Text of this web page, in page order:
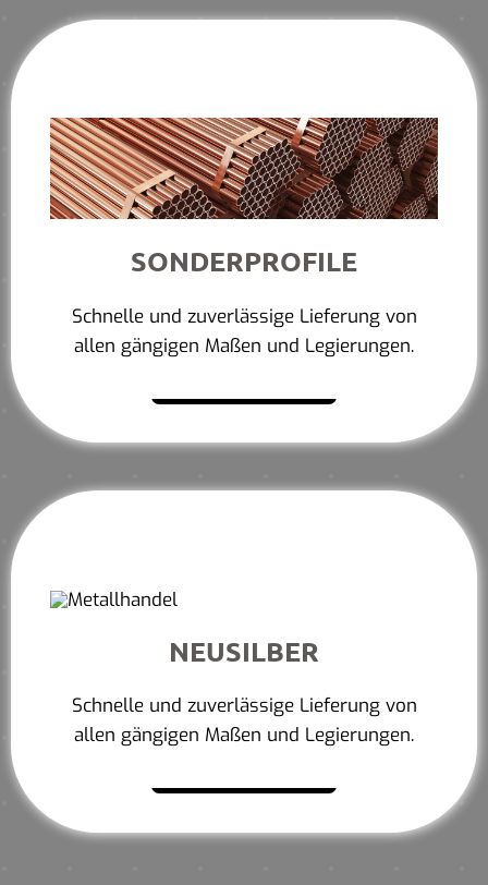
SONDERPROFILE
Schnelle und zuverlässige Lieferung von
allen gängigen Maßen und Legierungen.
NEUSILBER
Schnelle und zuverlässige Lieferung von
allen gängigen Maßen und Legierungen.